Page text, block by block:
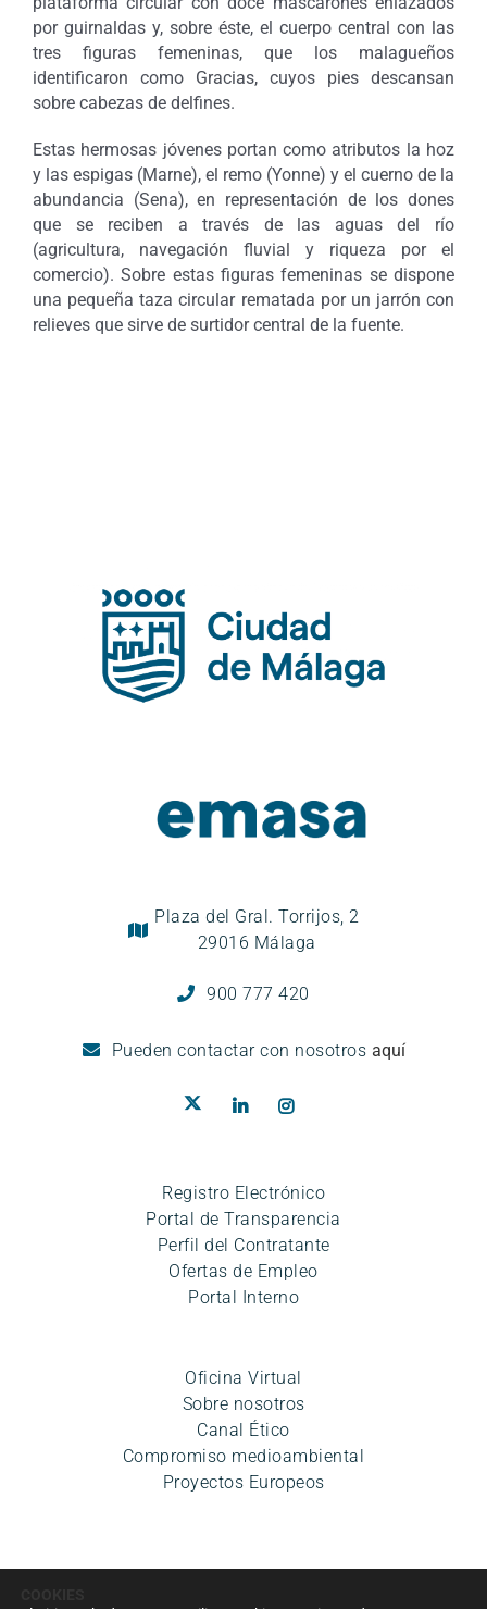
por guirnaldas y, sobre éste, el cuerpo central con las
tres figuras femeninas, que los malagueños
identificaron como Gracias, cuyos pies descansan
sobre cabezas de delfines.
Estas hermosas jóvenes portan como atributos la hoz
y las espigas (Marne), el remo (Yonne) y el cuerno de la
abundancia (Sena), en representación de los dones
que se reciben a través de las aguas del río
(agricultura, navegación fluvial y riqueza por el
comercio). Sobre estas figuras femeninas se dispone
una pequeña taza circular rematada por un jarrón con
relieves que sirve de surtidor central de la fuente.
Plaza del Gral. Torrijos, 2
29016 Málaga
900 777 420
Pueden contactar con nosotros aquí
Registro Electrónico
Portal de Transparencia
Perfil del Contratante
Ofertas de Empleo
Portal Interno
Oficina Virtual
Sobre nosotros
Canal Ético
Compromiso medioambiental
Proyectos Europeos